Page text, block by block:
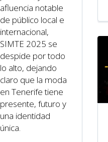
afluencia notable
de público local e
internacional,
SIMTE 2025 se
despide por todo
lo alto, dejando
claro que la moda
en Tenerife tiene
presente, futuro y
una identidad
única.